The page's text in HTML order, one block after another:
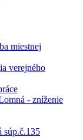
miestnej
verejného
- zníženie
súp.č.135